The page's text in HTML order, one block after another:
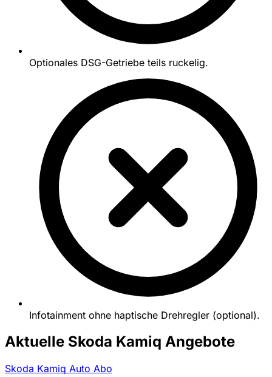
Optionales DSG-Getriebe teils ruckelig.
Infotainment ohne haptische Drehregler (optional).
Aktuelle Skoda Kamiq Angebote
Skoda Kamiq Auto Abo